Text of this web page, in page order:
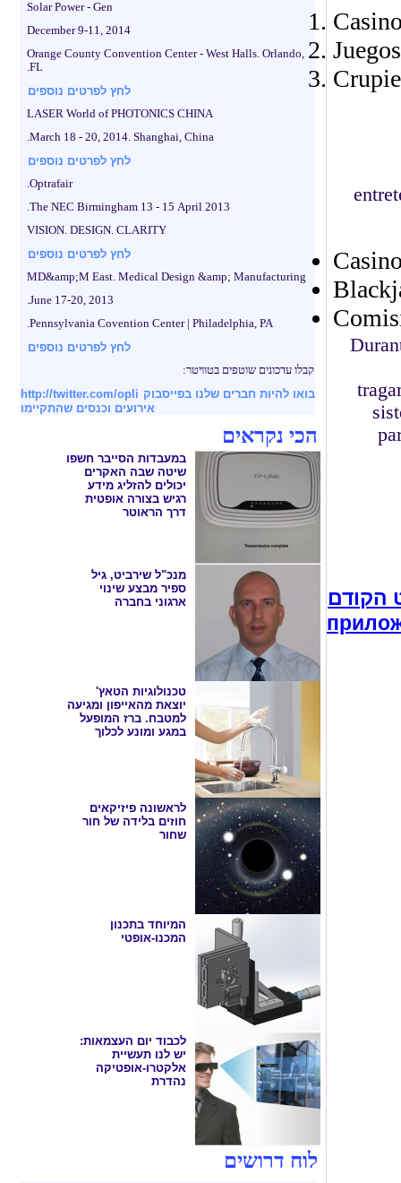
Solar Power - Gen
December 9-11, 2014
Orange County Convention Center - West Halls. Orlando,
FL.
לחץ לפרטים נוספים
LASER World of PHOTONICS CHINA
March 18 - 20, 2014. Shanghai, China.
לחץ לפרטים נוספים
Optrafair.
The NEC Birmingham 13 - 15 April 2013.
VISION. DESIGN. CLARITY
לחץ לפרטים נוספים
MD&amp;M East. Medical Design &amp; Manufacturing
June 17-20, 2013.
Pennsylvania Covention Center | Philadelphia, PA.
לחץ לפרטים נוספים
קבלו עדכונים שוטפים בטוויטר:
http://twitter.com/opli בואו להיות חברים שלנו בפייסבוק
אירועים וכנסים שהתקיימו
הכי נקראים
במעבדות הסייבר חשפו
שיטה שבה האקרים
יכולים להזליג מידע
רגיש בצורה אופטית
דרך הראוטר
מנכ"ל שירביט, גיל
ספיר מבצע שינוי
ארגוני בחברה
טכנולוגיות הטאץ'
יוצאת מהאייפון ומגיעה
למטבח. ברז המופעל
במגע ומונע לכלוך
לראשונה פיזיקאים
חוזים בלידה של חור
שחור
המיוחד בתכנון
המכנו-אופטי
לכבוד יום העצמאות:
יש לנו תעשיית
אלקטרו-אופטיקה
נהדרת
לוח דרושים
tragamonedas. En
הקודם